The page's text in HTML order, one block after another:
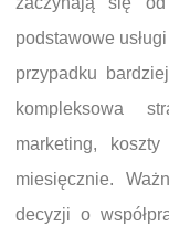
podstawowe
przypadku
kompleksowa
marketing,
miesięcznie.
decyzji o